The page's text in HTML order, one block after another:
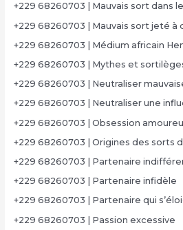
+229 68260703 | Mauvais sort dans
+229 68260703 | Mauvais sort jeté à
+229 68260703 | Médium africain
+229 68260703 | Mythes et
+229 68260703 | Neutraliser
+229 68260703 | Neutraliser une
+229 68260703 | Obsession
+229 68260703 | Origines des sorts
+229 68260703 | Partenaire
+229 68260703 | Partenaire infidèle
+229 68260703 | Partenaire qui
+229 68260703 | Passion excessive